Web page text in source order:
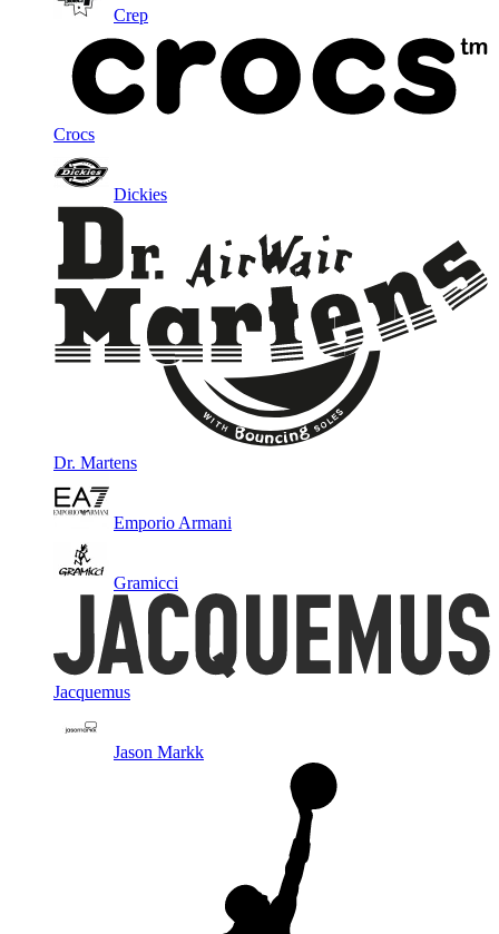
Crep
Crocs
Dickies
Dr. Martens
Emporio Armani
Gramicci
Jacquemus
Jason Markk